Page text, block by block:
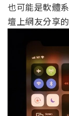
也可能是軟體
壇上網友分享